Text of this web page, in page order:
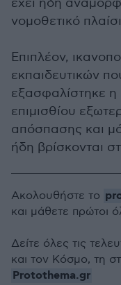
έχει ήδη
νομοθετικό
Επιπλέον,
εκπαιδευτικών
εξασφαλίστηκε η
επιμισθίου
απόσπασης και
ήδη βρίσκονται
Ακολουθήστε το
και μάθετε πρώτοι
Δείτε όλες τις
και τον Κόσμο, τη
Protothema.gr